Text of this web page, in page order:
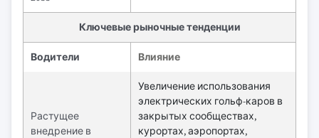
Ключевые рыночные тенденции
Водители Влияние
Растущее
внедрение в
Увеличение использования
электрических гольф-каров в
закрытых сообществах,
курортах, аэропортах,